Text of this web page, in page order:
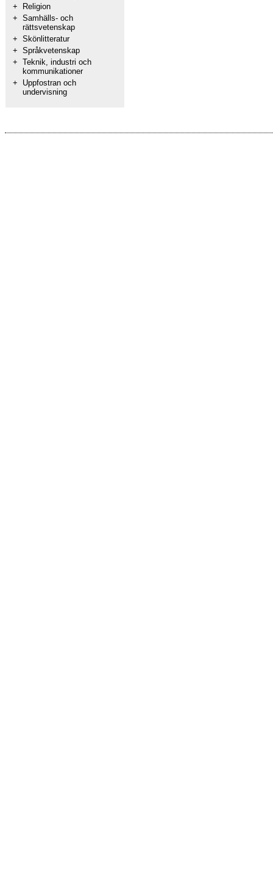
+
Religion
+ Samhälls- och
rättsvetenskap
+ Skönlitteratur
+ Språkvetenskap
+ Teknik, industri och
kommunikationer
+
Uppfostran och
undervisning